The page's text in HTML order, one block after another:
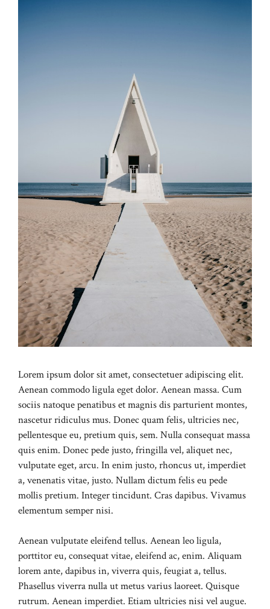
Lorem ipsum dolor sit amet, consectetuer adipiscing elit.
Aenean commodo ligula eget dolor. Aenean massa. Cum
sociis natoque penatibus et magnis dis parturient montes,
nascetur ridiculus mus. Donec quam felis, ultricies nec,
pellentesque eu, pretium quis, sem. Nulla consequat massa
quis enim. Donec pede justo, fringilla vel, aliquet nec,
vulputate eget, arcu. In enim justo, rhoncus ut, imperdiet
a, venenatis vitae, justo. Nullam dictum felis eu pede
mollis pretium. Integer tincidunt. Cras dapibus. Vivamus
elementum semper nisi.
Aenean vulputate eleifend tellus. Aenean leo ligula,
porttitor eu, consequat vitae, eleifend ac, enim. Aliquam
lorem ante, dapibus in, viverra quis, feugiat a, tellus.
Phasellus viverra nulla ut metus varius laoreet. Quisque
rutrum. Aenean imperdiet. Etiam ultricies nisi vel augue.